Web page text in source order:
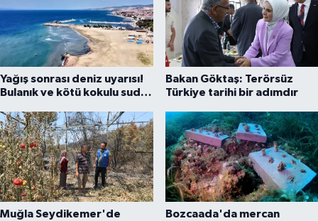
Yağış sonrası deniz uyarısı!
Bulanık ve kötü kokulu suda
Bakan Göktaş: Terörsüz
Türkiye tarihi bir adımdır
Muğla Seydikemer'de
Bozcaada'da mercan